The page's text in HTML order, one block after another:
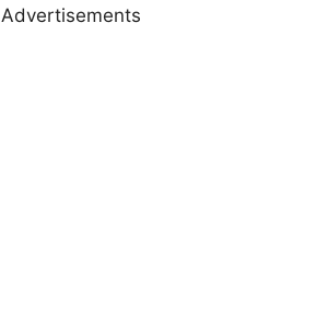
Advertisements